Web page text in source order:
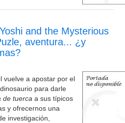
and the Mysterious
aventura... ¿y
vuelve a apostar por el
para darle
de tuerca a sus típicos
y ofrecernos una
investigación,